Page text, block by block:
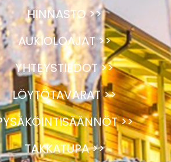
HINNASTO >>
AUKIOLOAJAT >>
YHTEYSTIEDOT >>
LÖYTÖTAVARAT >>
>>
TAKKATUPA >>